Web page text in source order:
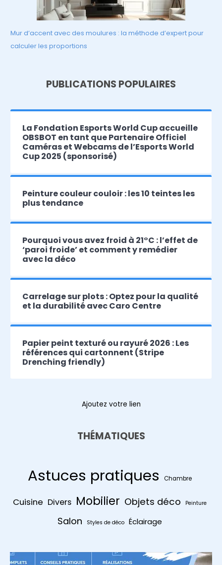
Mur d’accent avec des moulures : la méthode d’expert pour
calculer les proportions
PUBLICATIONS POPULAIRES
La Fondation Esports World Cup accueille
OBSBOT en tant que Partenaire Officiel
Caméras et Webcams de l’Esports World
Cup 2025 (sponsorisé)
Peinture couleur couloir : les 10 teintes les
plus tendance
Pourquoi vous avez froid à 21°C : l’effet de
‘paroi froide’ et comment y remédier
avec la déco
Carrelage sur plots : Optez pour la qualité
et la durabilité avec Caro Centre
Papier peint texturé ou rayuré 2026 : Les
références qui cartonnent (Stripe
Drenching friendly)
Ajoutez votre lien
THÉMATIQUES
Astuces pratiques Chambre
Cuisine Divers Mobilier Objets déco Peinture
Salon Styles de déco Éclairage